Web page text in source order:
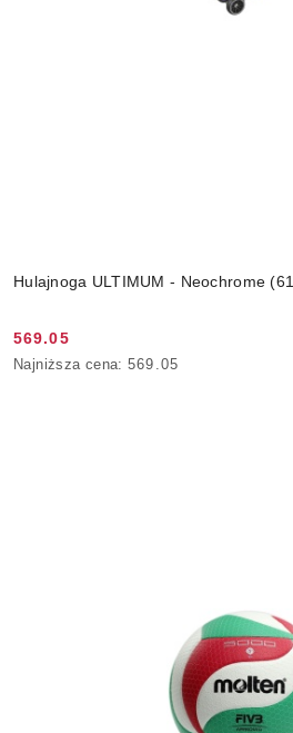
Hulajnoga ULTIMUM - Neochrome
Cena
promocyjna:
569.05
Najniższa
Najniższa cena: 569.05